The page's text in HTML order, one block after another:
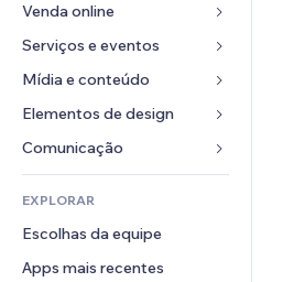
Anúncios
Mobile
Análises
Listas do site
Email
Venda online
Apps para lojas
Frete e entrega
Botões de venda
Contabilidade
Cupons e fidelidade
Soluções de armazenamento
Serviços e eventos
Hotéis
Eventos
Restaurantes
Imobiliária
Meus agendamentos
Mídia e conteúdo
Galeria
Músicas
Podcasts
Fotografia
Vídeo
PDF
Elementos de design
Mapas e navegação
Privacidade e segurança
Relógio
Templates de página
Efeitos de imagem
Formulários
Enquetes
Chat
EXPLORAR
Escolhas da equipe
Apps mais recentes